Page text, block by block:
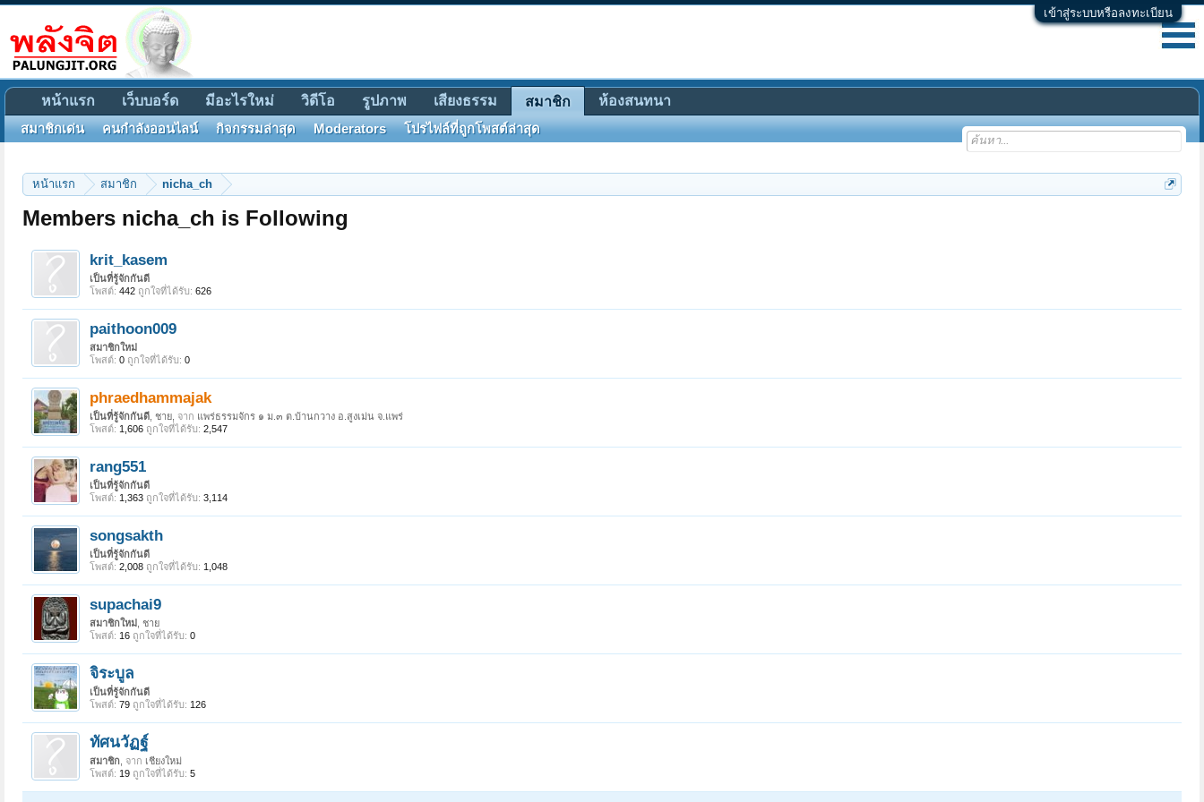
เข้าสู่ระบบหรือลงทะเบียน
หน้าแรก สมาชิก nicha_ch
Members nicha_ch is Following
krit_kasem
เป็นที่รู้จักกันดี
โพสต์: 442 ถูกใจที่ได้รับ: 626
paithoon009
สมาชิกใหม่
โพสต์: 0 ถูกใจที่ได้รับ: 0
phraedhammajak
เป็นที่รู้จักกันดี , ชาย, จาก แพร่ธรรมจักร ๑ ม.๓ ต.บ้านกวาง อ.สูงเม่น จ.แพร่
โพสต์: 1,606 ถูกใจที่ได้รับ: 2,547
rang551
เป็นที่รู้จักกันดี
โพสต์: 1,363 ถูกใจที่ได้รับ: 3,114
songsakth
เป็นที่รู้จักกันดี
โพสต์: 2,008 ถูกใจที่ได้รับ: 1,048
supachai9
สมาชิกใหม่ , ชาย
โพสต์: 16 ถูกใจที่ได้รับ: 0
จิระบูล
เป็นที่รู้จักกันดี
โพสต์: 79 ถูกใจที่ได้รับ: 126
ทัศนวัฏฐ์
สมาชิก จาก เชียงใหม่
โพสต์: 19 ถูกใจที่ได้รับ: 5
หน้าแรก เว็บบอร์ด มีอะไรใหม่ วิดีโอ รูปภาพ เสียงธรรม สมาชิก
สมาชิกเด่น คนกำลังออนไลน์ กิจกรรมล่าสุด Moderators โปรไฟล์ที่ถูกโพสต์ล่าสุด
ห้องสนทนา